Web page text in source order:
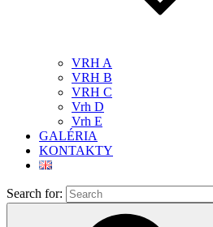
VRH A
VRH B
VRH C
Vrh D
Vrh E
GALÉRIA
KONTAKTY
Search for: